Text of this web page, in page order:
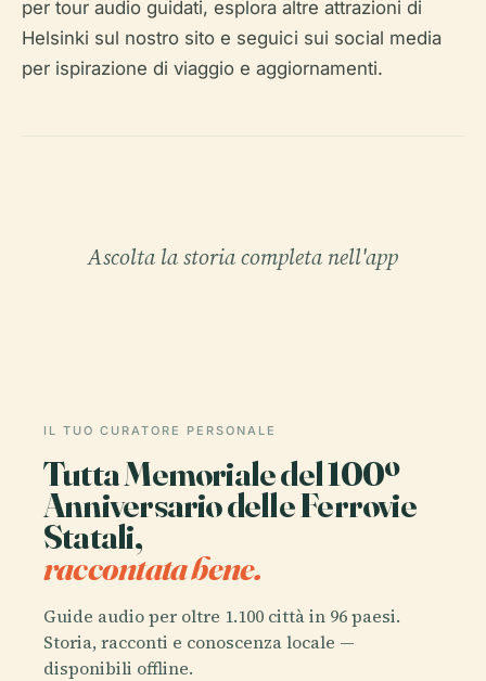
per tour audio guidati, esplora altre attrazioni di
Helsinki sul nostro sito e seguici sui social media
per ispirazione di viaggio e aggiornamenti.
Ascolta la storia completa nell'app
IL TUO CURATORE PERSONALE
Tutta Memoriale del 100º
Anniversario delle Ferrovie
Statali,
raccontata bene.
Guide audio per oltre 1.100 città in 96 paesi.
Storia, racconti e conoscenza locale —
disponibili offline.